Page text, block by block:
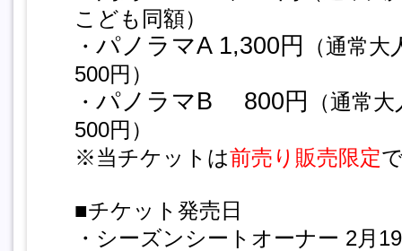
こども同額）
・ パノラマA 1,300円
（通常
500円）
・ パノラマB 800円
（通常
500円）
※当チケットは前売り販売限定
■チケット発売日
・シーズンシートオーナー 2月